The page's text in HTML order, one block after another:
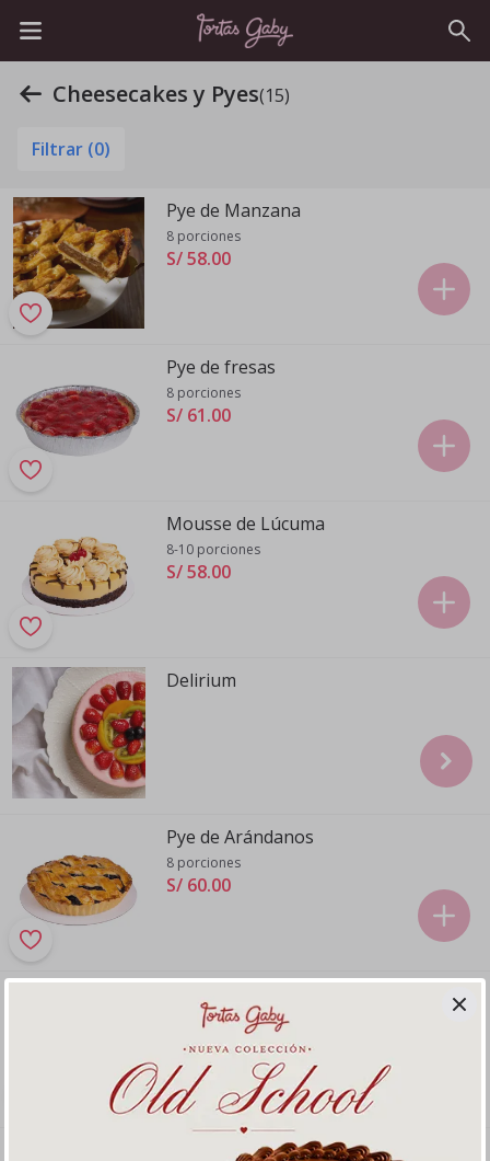
Cheesecakes y Pyes(15)
Filtrar (0)
Pye de Manzana
8 porciones
S/ 58.00
Pye de fresas
8 porciones
S/ 61.00
Mousse de Lúcuma
8-10 porciones
S/ 58.00
Delirium
Pye de Arándanos
8 porciones
S/ 60.00
8-10 porciones
S/ 45.00
Pye de limon